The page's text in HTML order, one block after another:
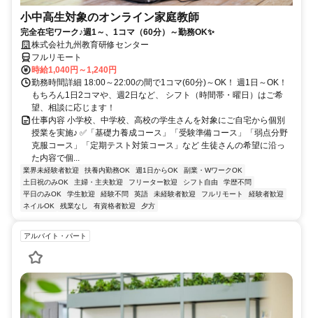
小中高生対象のオンライン家庭教師
完全在宅ワーク♪週1～、1コマ（60分）～勤務OK✨
株式会社九州教育研修センター
フルリモート
時給1,040円～1,240円
勤務時間詳細 18:00～22:00の間で1コマ(60分)～OK！ 週1日～OK！
もちろん1日2コマや、週2日など、 シフト（時間帯・曜日）はご希
望、相談に応じます！
仕事内容 小学校、中学校、高校の学生さんを対象にご自宅から個別
授業を実施♪ ✅「基礎力養成コース」「受験準備コース」「弱点分野
克服コース」「定期テスト対策コース」など 生徒さんの希望に沿っ
た内容で個...
業界未経験者歓迎 扶養内勤務OK 週1日からOK
副業・WワークOK
土日祝のみOK
主婦・主夫歓迎 フリーター歓迎 シフト自由
学歴不問
平日のみOK
学生歓迎 経験不問 英語 未経験者歓迎 フルリモート
経験者歓迎
ネイルOK
残業なし 有資格者歓迎 夕方
アルバイト・パート